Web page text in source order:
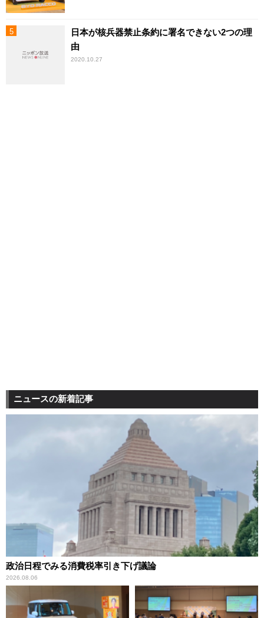
日本が核兵器禁止条約に署名できない2つの理
由
2020.10.27
ニュースの新着記事
政治日程でみる消費税率引き下げ議論
2026.08.06